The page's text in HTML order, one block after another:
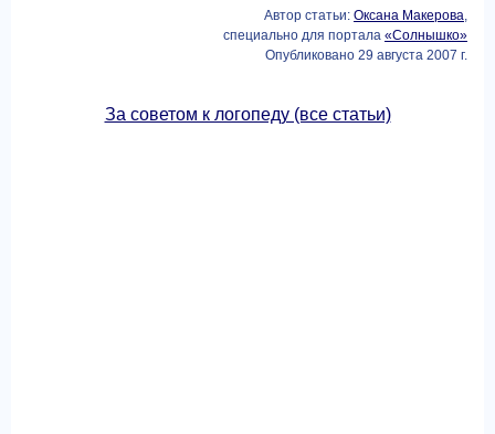
Автор статьи: Оксана Макерова
специально для портала «Солнышко»
Опубликовано 29 августа 2007 г.
За советом к логопеду (все статьи)